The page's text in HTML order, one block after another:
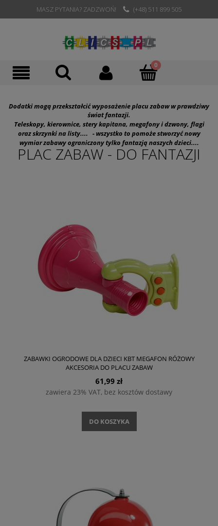
MASZ PYTANIA? ZADZWOŃ! (+48) 511 899 505
Dodatki mogą przekształcić wyposażenie placu zabaw w prawdziwy
świat fantazji.
Teleskopy, kierownice, stery kapitana, megafony i dzwony, flagi
oraz skrzynki na listy.... - wszystko to pomoże stworzyć nowy
wymiar zabawy ograniczony tylko fantazją naszych dzieci....
PLAC ZABAW - DO FANTAZJI
ZABAWKI OGRODOWE DLA DZIECI KBT MEGAFON RÓŻOWY
AKCESORIA DO PLACU ZABAW
61,99 zł
zawiera 23% VAT, bez kosztów dostawy
DO KOSZYKA